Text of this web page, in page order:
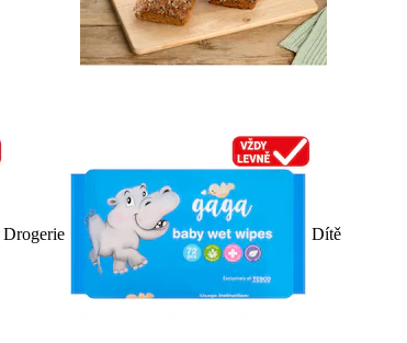
Drogerie Dítě